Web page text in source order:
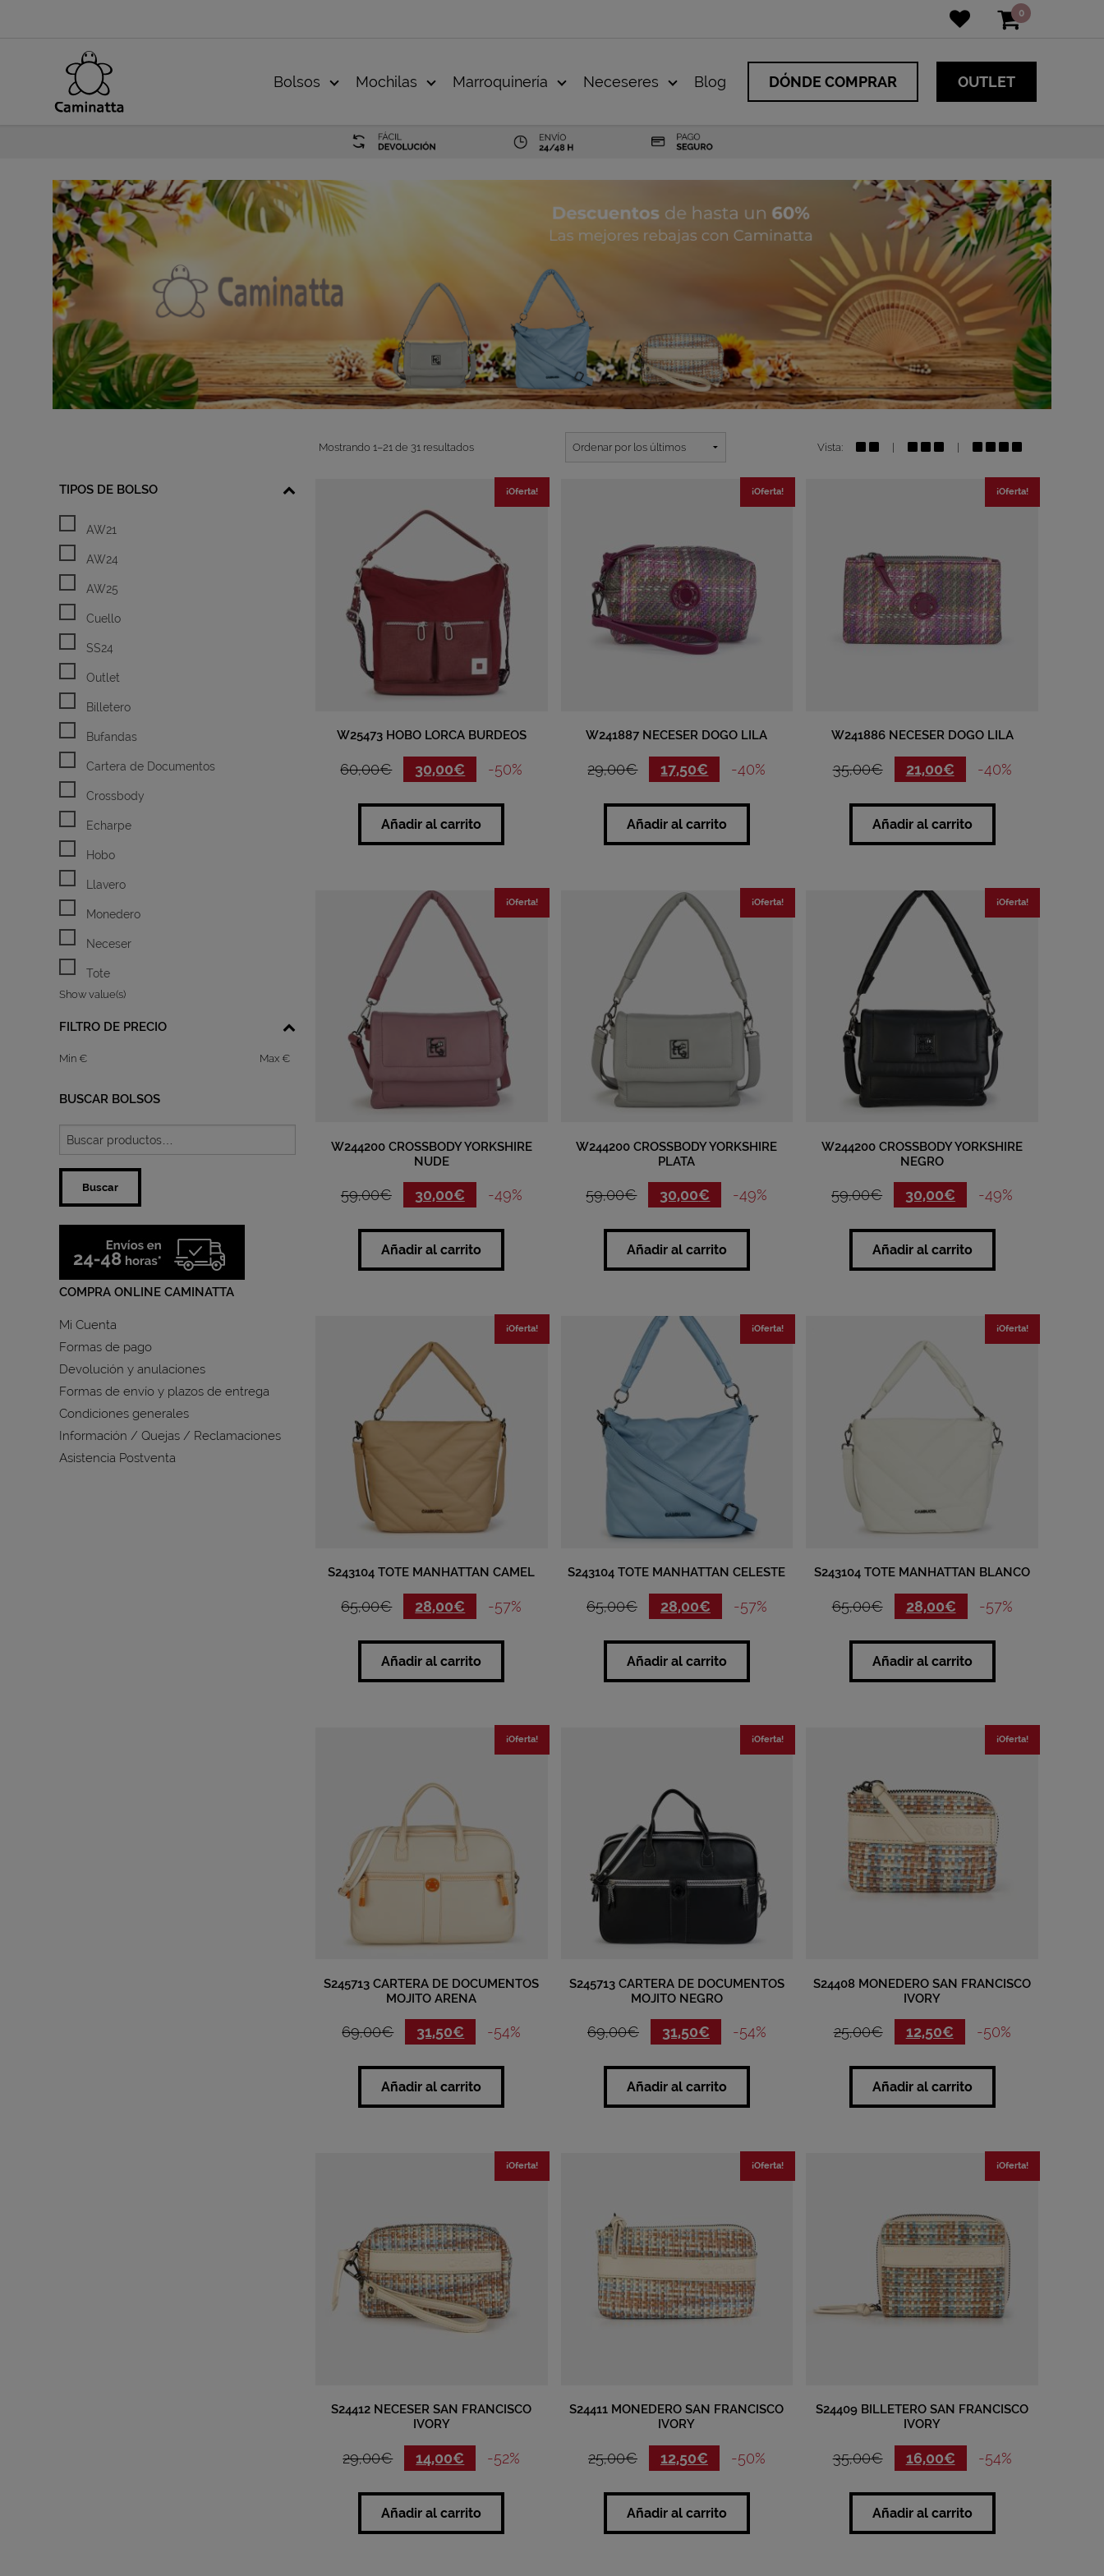
0
Bolsos Mochilas Marroquinería Neceseres Blog DÓNDE COMPRAR OUTLET
TIPOS DE BOLSO
AW21
AW24
AW25
Cuello
SS24
Outlet
Billetero
Bufandas
Cartera de Documentos
Crossbody
Echarpe
Hobo
Llavero
Monedero
Neceser
Tote
Show value(s)
FILTRO DE PRECIO
€ €
BUSCAR BOLSOS
Buscar
COMPRA ONLINE CAMINATTA
Mi Cuenta
Formas de pago
Devolución y anulaciones
Formas de envío y plazos de entrega
Condiciones generales
Información / Quejas / Reclamaciones
Asistencia Postventa
Mostrando 1–21 de 31 resultados Vista: 2 3 4
¡Oferta!
W25473 HOBO LORCA BURDEOS
60,00€ 30,00€ -50%
Añadir al carrito
¡Oferta!
W241887 NECESER DOGO LILA
29,00€ 17,50€ -40%
Añadir al carrito
¡Oferta!
W241886 NECESER DOGO LILA
35,00€ 21,00€ -40%
Añadir al carrito
¡Oferta!
W244200 CROSSBODY YORKSHIRE
NUDE
59,00€ 30,00€ -49%
Añadir al carrito
¡Oferta!
W244200 CROSSBODY YORKSHIRE
PLATA
59,00€ 30,00€ -49%
Añadir al carrito
¡Oferta!
W244200 CROSSBODY YORKSHIRE
NEGRO
59,00€ 30,00€ -49%
Añadir al carrito
¡Oferta!
S243104 TOTE MANHATTAN CAMEL
65,00€ 28,00€ -57%
Añadir al carrito
¡Oferta!
S243104 TOTE MANHATTAN CELESTE
65,00€ 28,00€ -57%
Añadir al carrito
¡Oferta!
S243104 TOTE MANHATTAN BLANCO
65,00€ 28,00€ -57%
Añadir al carrito
¡Oferta!
S245713 CARTERA DE DOCUMENTOS
MOJITO ARENA
69,00€ 31,50€ -54%
Añadir al carrito
¡Oferta!
S245713 CARTERA DE DOCUMENTOS
MOJITO NEGRO
69,00€ 31,50€ -54%
Añadir al carrito
¡Oferta!
S24408 MONEDERO SAN FRANCISCO
IVORY
25,00€ 12,50€ -50%
Añadir al carrito
¡Oferta!
S24412 NECESER SAN FRANCISCO
IVORY
29,00€ 14,00€ -52%
Añadir al carrito
¡Oferta!
S24411 MONEDERO SAN FRANCISCO
IVORY
25,00€ 12,50€ -50%
Añadir al carrito
¡Oferta!
S24409 BILLETERO SAN FRANCISCO
IVORY
35,00€ 16,00€ -54%
Añadir al carrito